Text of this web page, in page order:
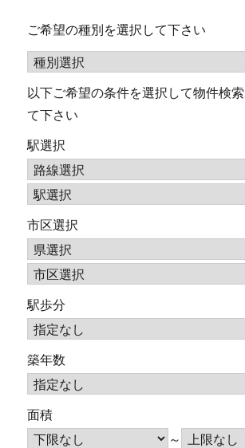
ご希望の種別を選択して下さい
以下ご希望の条件を選択して物件検
て下さい
駅選択
市区選択
駅歩分
築年数
面積
～